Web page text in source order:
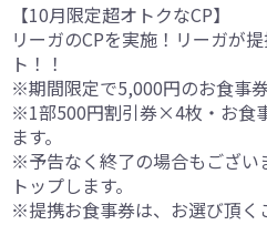
【10月限定超オトクなCP】
リーガのCPを実施！リーガが
ト！！
※期間限定で5,000円のお食事
※1部500円割引券×4枚・お食
ます。
※予告なく終了の場合もござい
トップします。
※提携お食事券は、お選び頂く